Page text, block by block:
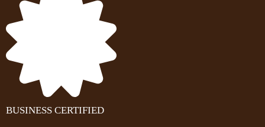
BUSINESS CERTIFIED